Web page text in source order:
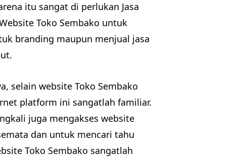
itu sangat di perlukan Jasa
Toko Sembako untuk
branding maupun menjual jasa
selain website Toko Sembako
platform ini sangatlah familiar.
juga mengakses website
dan untuk mencari tahu
Toko Sembako sangatlah